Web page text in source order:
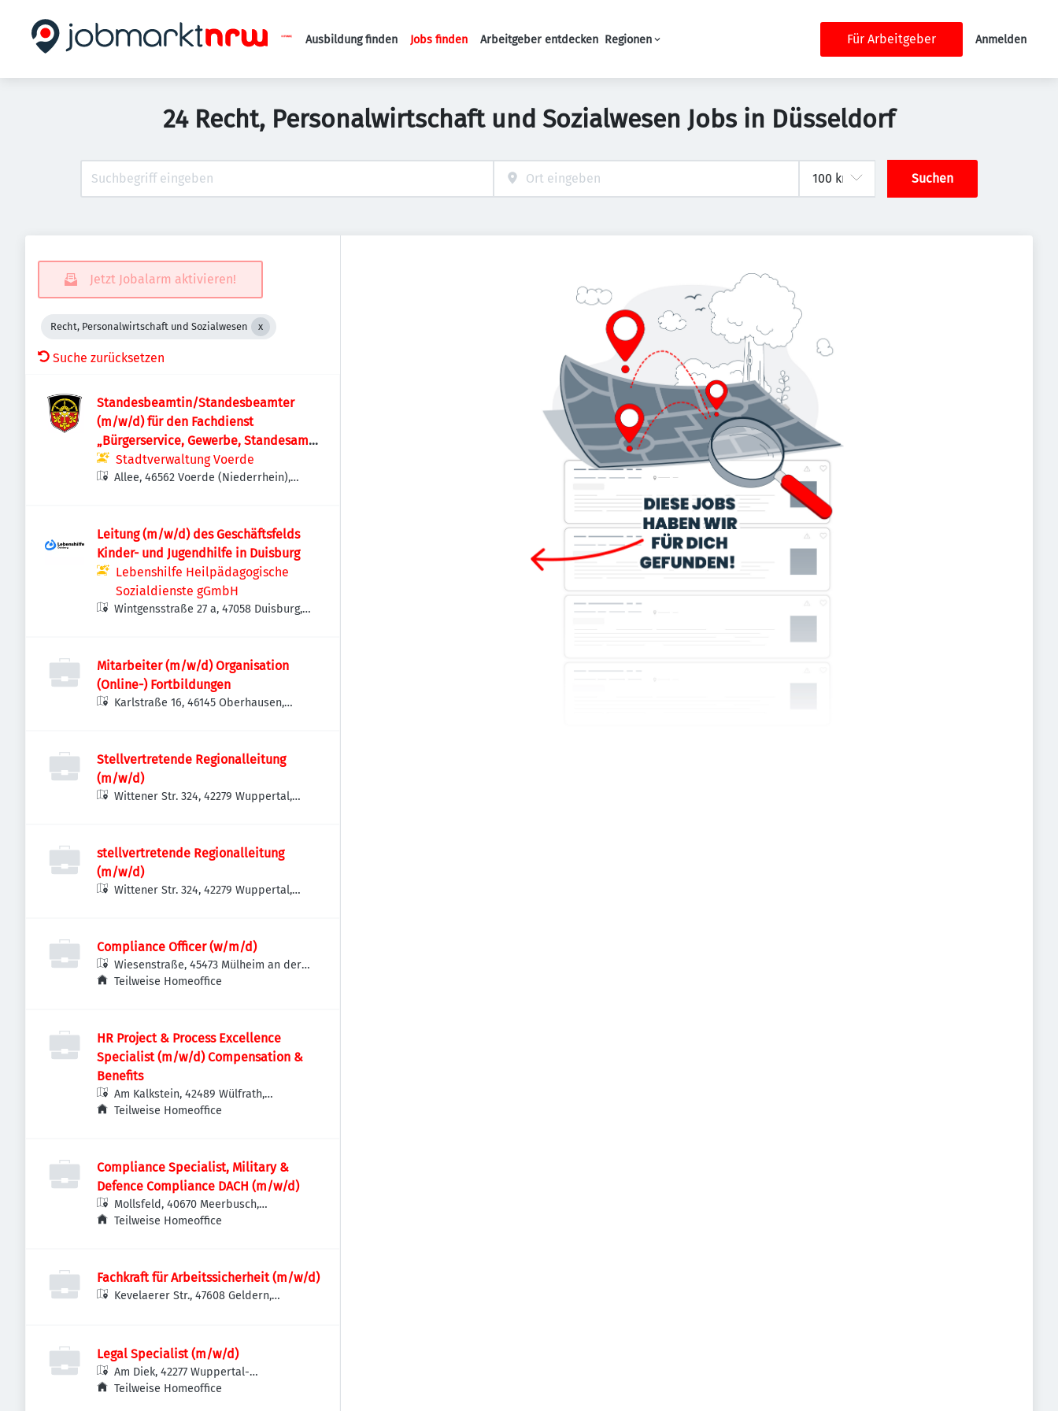
Haupt-Navigation
Ausbildung finden Jobs finden Arbeitgeber entdecken Regionen Für Arbeitgeber Anmelden
24 Recht, Personalwirtschaft und Sozialwesen Jobs in Düsseldorf
Suchen
Jetzt Jobalarm aktivieren!
Recht, Personalwirtschaft und Sozialwesen
Suche zurücksetzen
Standesbeamtin/Standesbeamter
(m/w/d) für den Fachdienst
„Bürgerservice, Gewerbe, Standesamt,
Wahlen“
Stadtverwaltung Voerde
Allee, 46562 Voerde (Niederrhein),
Leitung (m/w/d) des Geschäftsfelds
Kinder- und Jugendhilfe in Duisburg
Lebenshilfe Heilpädagogische
Sozialdienste gGmbH
Wintgensstraße 27 a, 47058 Duisburg,
Mitarbeiter (m/w/d) Organisation
(Online-) Fortbildungen
Karlstraße 16, 46145 Oberhausen,
Stellvertretende Regionalleitung
(m/w/d)
Wittener Str. 324, 42279 Wuppertal,
stellvertretende Regionalleitung
(m/w/d)
Wittener Str. 324, 42279 Wuppertal,
Compliance Officer (w/m/d)
Wiesenstraße, 45473 Mülheim an der
Ruhr, Deutschland
Teilweise Homeoffice
HR Project & Process Excellence
Specialist (m/w/d) Compensation &
Benefits
Am Kalkstein, 42489 Wülfrath,
Deutschland
Teilweise Homeoffice
Compliance Specialist, Military &
Defence Compliance DACH (m/w/d)
Mollsfeld, 40670 Meerbusch,
Deutschland
Teilweise Homeoffice
Fachkraft für Arbeitssicherheit (m/w/d)
Kevelaerer Str., 47608 Geldern,
Legal Specialist (m/w/d)
Am Diek, 42277 Wuppertal-
Oberbarmen, Deutschland
Teilweise Homeoffice